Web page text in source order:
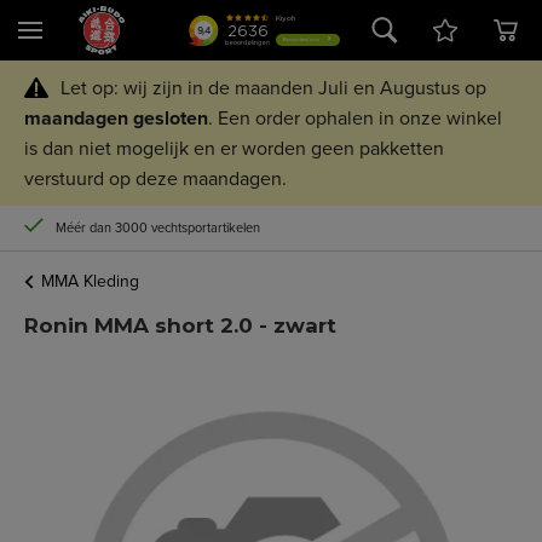
Let op: wij zijn in de maanden Juli en Augustus op
maandagengesloten. Een order ophalen in onze winkel
is dan niet mogelijk en er worden geen pakketten
verstuurd op deze maandagen.
Méér dan 3000 vechtsportartikelen
MMA Kleding
Ronin MMA short 2.0 - zwart